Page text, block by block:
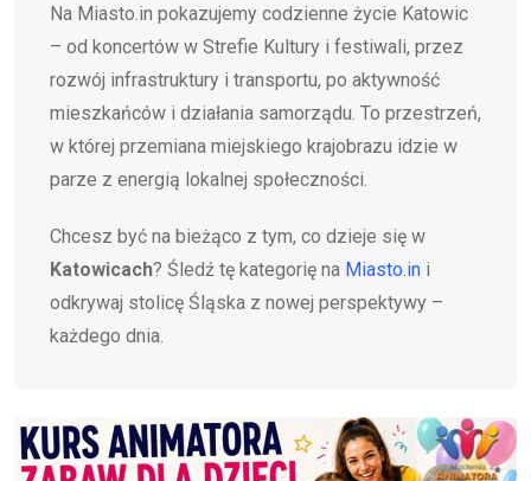
Na Miasto.in pokazujemy codzienne życie Katowic
– od koncertów w Strefie Kultury i festiwali, przez
rozwój infrastruktury i transportu, po aktywność
mieszkańców i działania samorządu. To przestrzeń,
w której przemiana miejskiego krajobrazu idzie w
parze z energią lokalnej społeczności.
Chcesz być na bieżąco z tym, co dzieje się w
Katowicach? Śledź tę kategorię na Miasto.in i
odkrywaj stolicę Śląska z nowej perspektywy –
każdego dnia.